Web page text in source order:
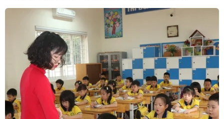
Trong phiên giao dịch chiều 11/7, tỷ giá đồng euro đã
giảm xuống mức thấp nhất trong 20 năm qua và gần
như tương đương với đồng USD.